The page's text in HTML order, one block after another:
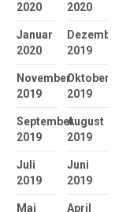
2020
2020
Januar
2020
2019
November
2019
Oktober
2019
September
2019
August
2019
Juli
2019
Juni
2019
Mai
April